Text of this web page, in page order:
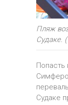
Пляж
Судаке.
Попасть
Судаке